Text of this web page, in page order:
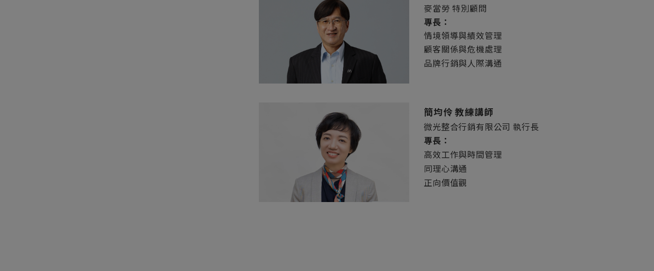
麥當勞 特別顧問
專長：
情境領導與績效管理
顧客關係與危機處理
品牌行銷與人際溝通
簡均伶 教練講師
微光整合行銷有限公司 執行長
專長：
高效工作與時間管理
同理心溝通
正向價值觀